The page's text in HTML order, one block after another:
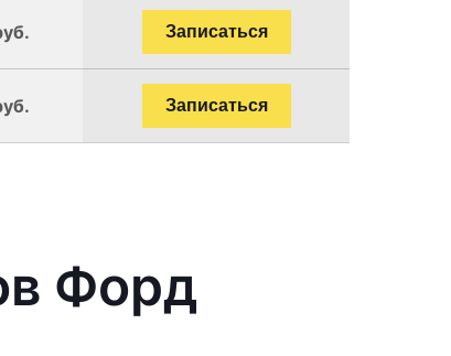
Записаться
Записаться
Форд